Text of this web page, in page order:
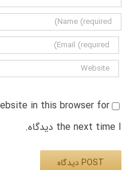
in this browser for
the next time I دیدگاه.